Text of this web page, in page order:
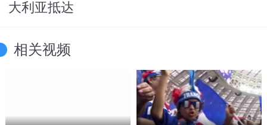
大利亚抵达
相关视频